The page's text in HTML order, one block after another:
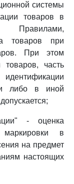
системы
товаров в
Правилами,
товаров при
При этом
товаров, часть
либо в иной
- оценка
маркировки в
на предмет
настоящих